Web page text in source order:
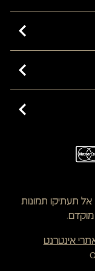
אל תעתיקו תמונות
אינטרנט